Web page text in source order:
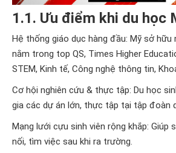
1.1. Ưu điểm khi du học
Hệ thống giáo dục hàng đầu: Mỹ sở
nằm trong top QS, Times Higher
STEM, Kinh tế, Công nghệ thông tin,
Cơ hội nghiên cứu & thực tập: Du học
gia các dự án lớn, thực tập tại tập đoàn
Mạng lưới cựu sinh viên rộng khắp: Giúp
nối, tìm việc sau khi ra trường.